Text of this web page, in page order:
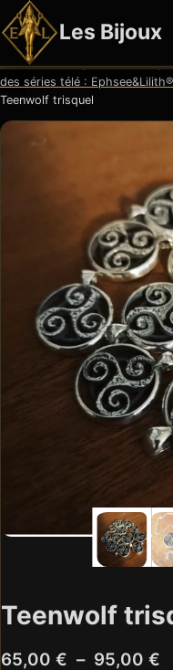
Aller
au
contenu
Les Bijoux
Accueil / Les bijoux de films
des séries télé : Ephsee&Lilith®
Teenwolf trisquel
Teenwolf
65,00 € – 95,00 €